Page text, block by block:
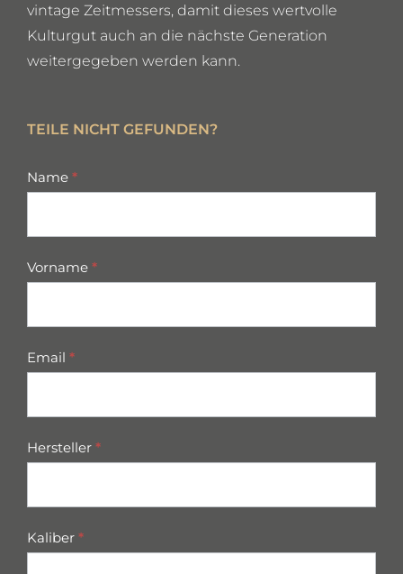
vintage Zeitmessers, damit dieses wertvolle
Kulturgut auch an die nächste Generation
weitergegeben werden kann.
TEILE NICHT GEFUNDEN?
missing
Name *
Vorname *
Email *
Hersteller *
Kaliber *